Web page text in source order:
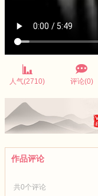
人气(2710) 评论(0)
作品评论
共0个评论